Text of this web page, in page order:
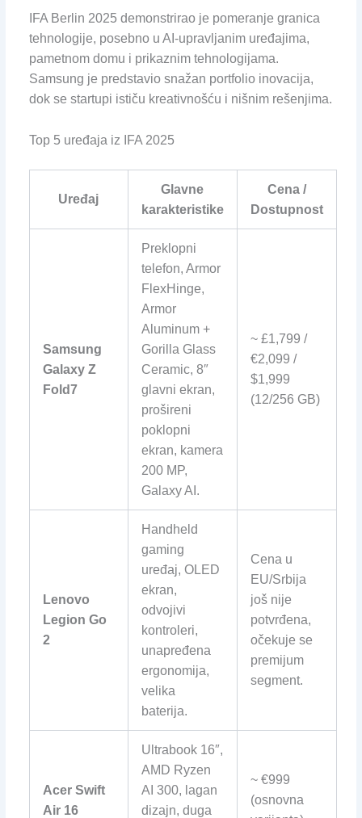
IFA Berlin 2025 demonstrirao je pomeranje granica
tehnologije, posebno u AI-upravljanim uređajima,
pametnom domu i prikaznim tehnologijama.
Samsung je predstavio snažan portfolio inovacija,
dok se startupi ističu kreativnošću i nišnim rešenjima.
Top 5 uređaja iz IFA 2025
Uređaj
Glavne
karakteristike
Cena /
Dostupnost
Samsung
Galaxy Z
Fold7
Preklopni
telefon, Armor
FlexHinge,
Armor
Aluminum +
Gorilla Glass
Ceramic, 8″
glavni ekran,
prošireni
poklopni
ekran, kamera
200 MP,
Galaxy AI.
~ £1,799 /
€2,099 /
$1,999
(12/256 GB)
Lenovo
Legion Go
2
Handheld
gaming
uređaj, OLED
ekran,
odvojivi
kontroleri,
unapređena
ergonomija,
velika
baterija.
Cena u
EU/Srbija
još nije
potvrđena,
očekuje se
premijum
segment.
Acer Swift
Air 16
Ultrabook 16″,
AMD Ryzen
AI 300, lagan
dizajn, duga
~ €999
(osnovna